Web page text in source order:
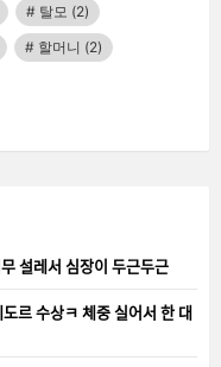
탈모 (2)
할머니 (2)
설레서 심장이 두근두근
수상ㅋ 체중 실어서 한 대